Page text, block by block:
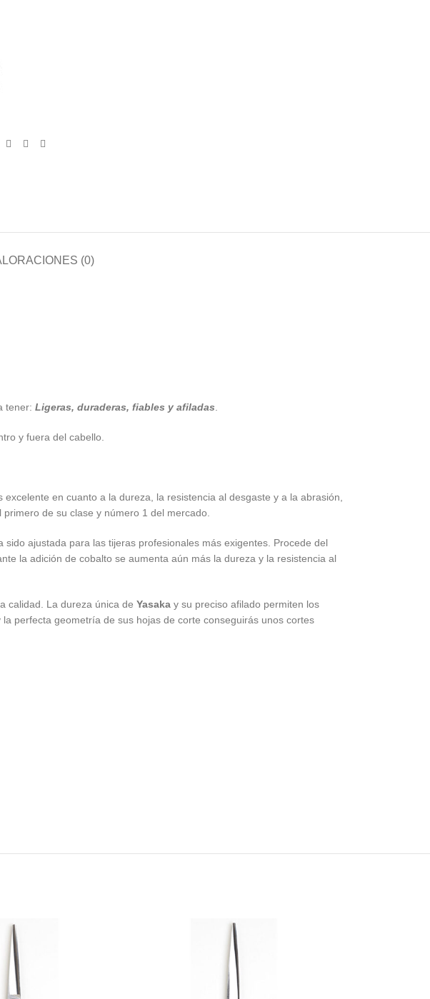
(0)
tener: Ligeras, duraderas, fiables y afiladas
y fuera del cabello.
en cuanto a la dureza, la resistencia al desgaste y a la abrasión,
de su clase y número 1 del mercado.
ajustada para las tijeras profesionales más exigentes. Procede del
la adición de cobalto se aumenta aún más la dureza y la resistencia al
calidad. La dureza única de Yasaka y su preciso afilado permiten los
perfecta geometría de sus hojas de corte conseguirás unos cortes